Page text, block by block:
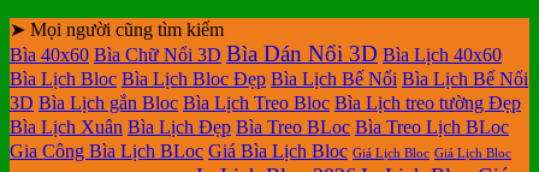
➤ Mọi người cũng tìm kiếm
Bìa 40x60 Bìa Chữ Nổi 3D Bìa Dán Nổi 3D Bìa Lịch 40x60
Bìa Lịch Bloc Bìa Lịch Bloc Đẹp Bìa Lịch Bế Nổi Bìa Lịch Bế Nổi
3D Bìa Lịch gắn Bloc Bìa Lịch Treo Bloc Bìa Lịch treo tường Đẹp
Bìa Lịch Xuân Bìa Lịch Đẹp Bìa Treo BLoc Bìa Treo Lịch BLoc
Gia Công Bìa Lịch BLoc Giá Bìa Lịch Bloc Giá Lịch Bloc Giá Lịch Bloc